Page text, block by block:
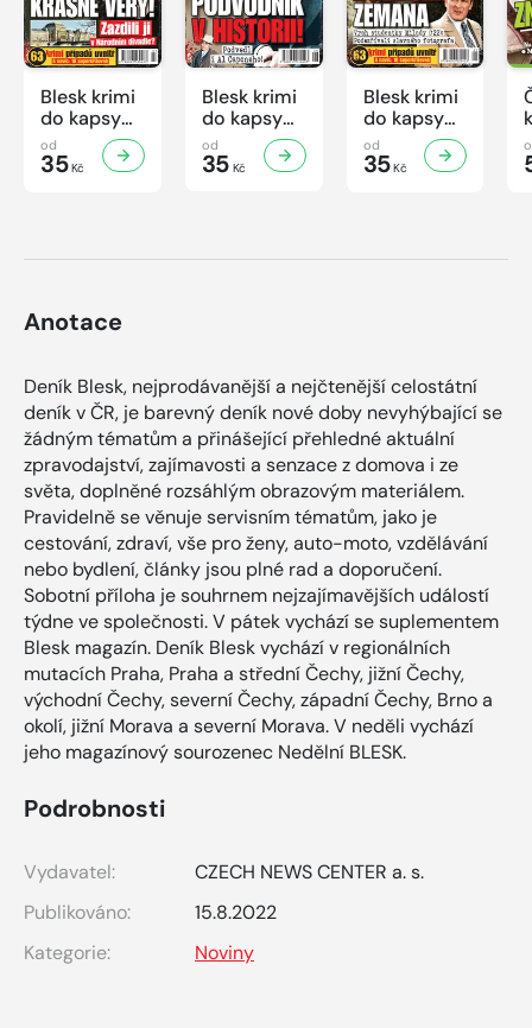
Blesk krimi
do kapsy
č.7/2026
od
35Kč
Blesk krimi
do kapsy
č.6/2026
od
35Kč
Blesk krimi
do kapsy
č.5/2026
od
35Kč
Anotace
Deník Blesk, nejprodávanější a nejčtenější celostátní
deník v ČR, je barevný deník nové doby nevyhýbající se
žádným tématům a přinášející přehledné aktuální
zpravodajství, zajímavosti a senzace z domova i ze
světa, doplněné rozsáhlým obrazovým materiálem.
Pravidelně se věnuje servisním tématům, jako je
cestování, zdraví, vše pro ženy, auto-moto, vzdělávání
nebo bydlení, články jsou plné rad a doporučení.
Sobotní příloha je souhrnem nejzajímavějších událostí
týdne ve společnosti. V pátek vychází se suplementem
Blesk magazín. Deník Blesk vychází v regionálních
mutacích Praha, Praha a střední Čechy, jižní Čechy,
východní Čechy, severní Čechy, západní Čechy, Brno a
okolí, jižní Morava a severní Morava. V neděli vychází
jeho magazínový sourozenec Nedělní BLESK.
Podrobnosti
Vydavatel:
CZECH NEWS CENTER a. s.
Publikováno:
15.8.2022
Kategorie:
Noviny